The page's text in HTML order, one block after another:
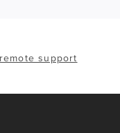
support